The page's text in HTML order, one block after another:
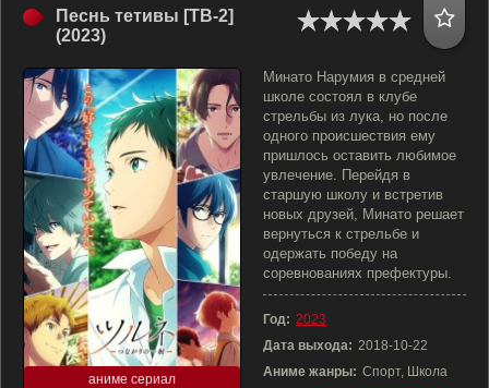
Песнь тетивы [ТВ-2]
(2023)
аниме сериал
Минато Нарумия в средней
школе состоял в клубе
стрельбы из лука, но после
одного происшествия ему
пришлось оставить любимое
увлечение. Перейдя в
старшую школу и встретив
новых друзей, Минато решает
вернуться к стрельбе и
одержать победу на
соревнованиях префектуры.
Год: 2023
Дата выхода: 2018-10-22
Аниме жанры: Спорт, Школа